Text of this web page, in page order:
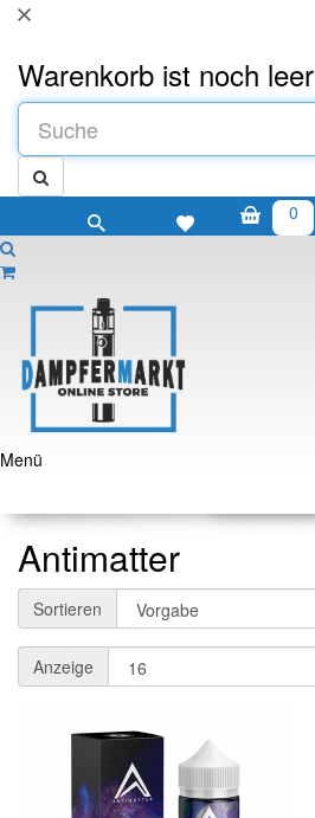
Warenkorb ist noch leer
0
Menü
Antimatter
Sortieren
Anzeige